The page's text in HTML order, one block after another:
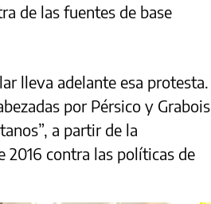
de las fuentes de base
lleva adelante esa protesta.
por Pérsico y Grabois
a partir de la
2016 contra las políticas de